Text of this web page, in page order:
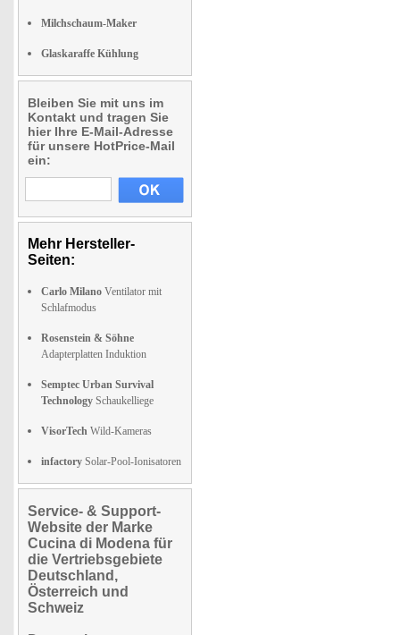
Milchschaum-Maker
Glaskaraffe Kühlung
Bleiben Sie mit uns im
Kontakt und tragen Sie
hier Ihre E-Mail-Adresse
für unsere HotPrice-Mail
ein:
Mehr Hersteller-
Seiten:
Carlo Milano Ventilator mit
Schlafmodus
Rosenstein & Söhne
Adapterplatten Induktion
Semptec Urban Survival
Technology Schaukelliege
VisorTech Wild-Kameras
infactory Solar-Pool-Ionisatoren
Service- & Support-
Website der Marke
Cucina di Modena für
die Vertriebsgebiete
Deutschland,
Österreich und
Schweiz